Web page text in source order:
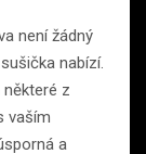
není žádný
nabízí.
z
vaším
a